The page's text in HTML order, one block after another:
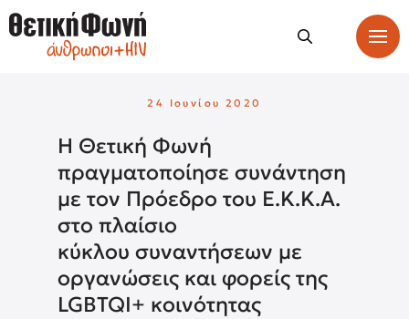
24 Ιουνίου 2020
Η Θετική Φωνή
πραγματοποίησε συνάντηση
με τον Πρόεδρο του Ε.Κ.Κ.Α.
στο πλαίσιο
κύκλου συναντήσεων με
οργανώσεις και φορείς της
LGBTQI+ κοινότητας